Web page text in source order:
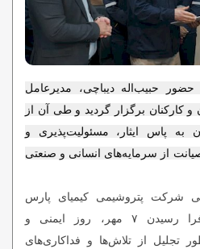
حبیب‌اله دیباچی، مدیرعامل
برگزار گردید و طی آن از
به پاس ایثار، مسئولیت‌پذیری و
از سرمایه‌های انسانی و صنعتی
شرکت پتروشیمی کیمیای پارس
خاورمیانه، همزمان با فرا رسیدن ۷ مهر، روز ایمنی و
تجلیل از تلاش‌ها و فداکاری‌های